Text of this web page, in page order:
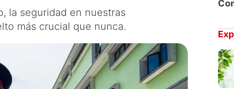
la seguridad en nuestras
más crucial que nunca.